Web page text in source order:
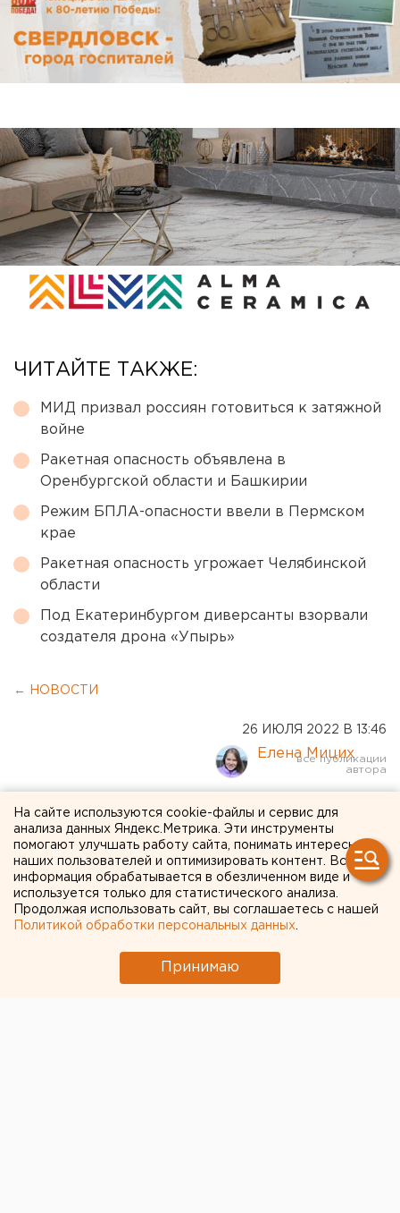
ЧИТАЙТЕ ТАКЖЕ:
МИД призвал россиян готовиться к затяжной
войне
Ракетная опасность объявлена в
Оренбургской области и Башкирии
Режим БПЛА-опасности ввели в Пермском
крае
Ракетная опасность угрожает Челябинской
области
Под Екатеринбургом диверсанты взорвали
создателя дрона «Упырь»
← НОВОСТИ
26 ИЮЛЯ 2022 В 13:46
Елена Мицих
Специалисты назвали
новую сумму и сроки
запуска метротрамвая в
Челябинске
На сайте используются cookie-файлы и сервис для
анализа данных Яндекс.Метрика. Эти инструменты
помогают улучшать работу сайта, понимать интересы
наших пользователей и оптимизировать контент. Вся
информация обрабатывается в обезличенном виде и
используется только для статистического анализа.
Продолжая использовать сайт, вы соглашаетесь с нашей
Политикой обработки персональных данных
Принимаю